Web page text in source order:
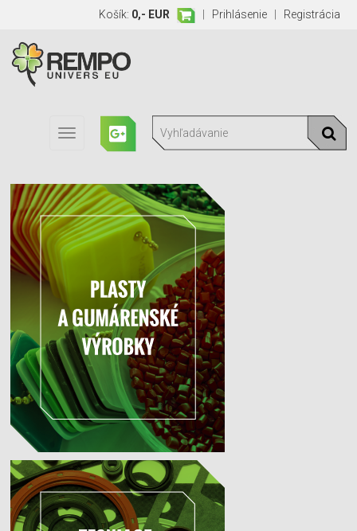
Košík: 0,- EUR | Prihlásenie| Registrácia
Toggle
navigation